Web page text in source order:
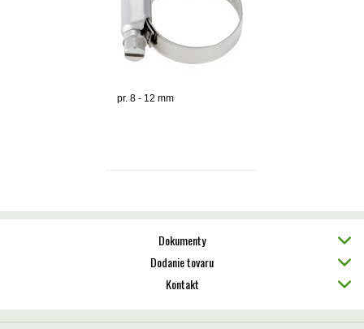
pr. 8 - 12 mm
Dokumenty
Dodanie tovaru
Kontakt